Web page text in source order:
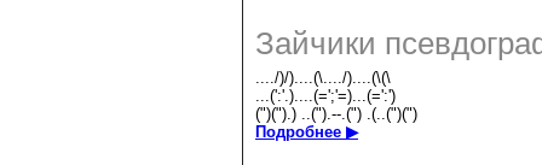
Зайчики
..../)/)....(\..../)....(\(\
...(':'.)....(=';'=)...(=':')
(")(").) ..(").--.(") .(..(")(")
Подробнее ▶